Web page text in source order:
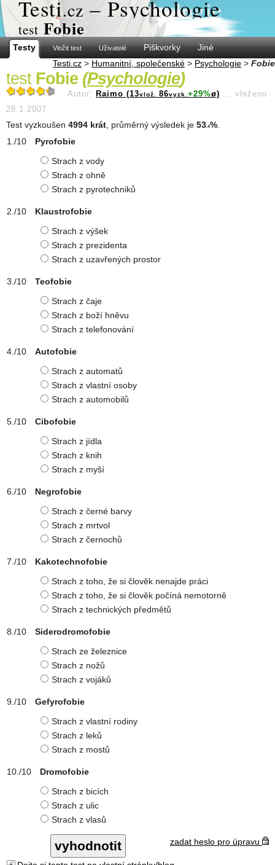
Testi.cz – Psychologie
test Fobie
Testy Vložit test Uživatelé Piškvorky
Jiné
Testi.cz > Humanitní, společenské > Psychologie > Fobie
test Fobie (Psychologie)
Autor: Raimo (13vlož. 86vyzk. +29%ø) ... vloženo
28.1.2007
Test vyzkoušen 4994 krát , průměrný výsledek je 53 .4%
Pyrofobie
Strach z vody
Strach z ohně
Strach z pyrotechniků
Klaustrofobie
Strach z výšek
Strach z prezidenta
Strach z uzavřených prostor
Teofobie
Strach z čaje
Strach z boží hněvu
Strach z telefonování
Autofobie
Strach z automatů
Strach z vlastní osoby
Strach z automobilů
Cibofobie
Strach z jídla
Strach z knih
Strach z myší
Negrofobie
Strach z černé barvy
Strach z mrtvol
Strach z černochů
Kakotechnofobie
Strach z toho, že si člověk nenajde práci
Strach z toho, že si člověk počíná nemotorně
Strach z technických předmětů
Siderodromofobie
Strach ze železnice
Strach z nožů
Strach z vojáků
Gefyrofobie
Strach z vlastní rodiny
Strach z leků
Strach z mostů
Dromofobie
Strach z bicích
Strach z ulic
Strach z vlasů
zadat heslo pro úpravu